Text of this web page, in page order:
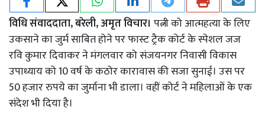
विधि संवाददाता, बरेली, अमृत विचार। पत्नी को आत्महत्या के लिए
उकसाने का जुर्म साबित होने पर फास्ट ट्रैक कोर्ट के स्पेशल जज
रवि कुमार दिवाकर ने मंगलवार को संजयनगर निवासी विकास
उपाध्याय को 10 वर्ष के कठोर कारावास की सजा सुनाई। उस पर
50 हजार रुपये का जुर्माना भी डाला। वहीं कोर्ट ने महिलाओं के एक
संदेश भी दिया है।